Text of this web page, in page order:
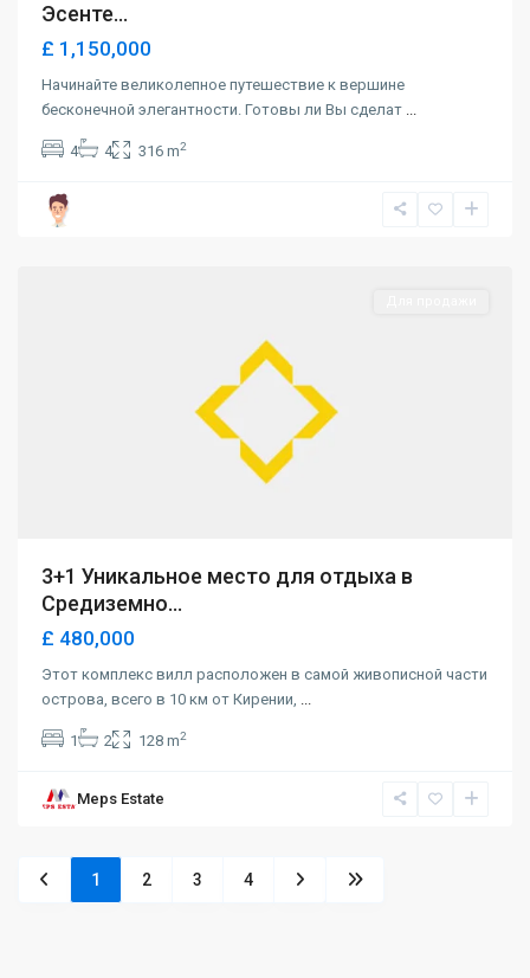
Эсенте...
£ 1,150,000
Начинайте великолепное путешествие к вершине
бесконечной элегантности. Готовы ли Вы сделат ...
4 4 316 m2
Lapta
3+1 Уникальное место для отдыха в
Средиземно...
£ 480,000
Этот комплекс вилл расположен в самой живописной части
острова, всего в 10 км от Кирении, ...
1 2 128 m2
Meps Estate
1 2 3 4